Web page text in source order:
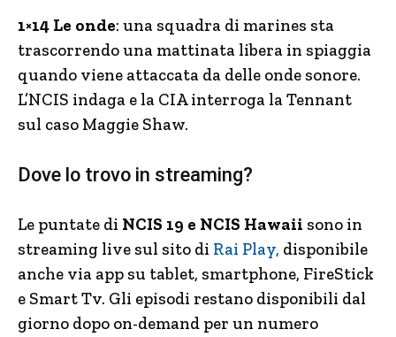
1×14 Le onde: una squadra di marines sta
trascorrendo una mattinata libera in spiaggia
quando viene attaccata da delle onde sonore.
L’NCIS indaga e la CIA interroga la Tennant
sul caso Maggie Shaw.
Dove lo trovo in streaming?
Le puntate di NCIS 19 e NCIS Hawaii sono in
streaming live sul sito di Rai Play, disponibile
anche via app su tablet, smartphone, FireStick
e Smart Tv. Gli episodi restano disponibili dal
giorno dopo on-demand per un numero